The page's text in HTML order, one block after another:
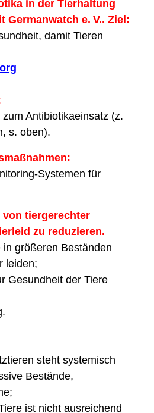
in der Tierhaltung
Germanwatch e. V.. Ziel:
damit Tieren
Antibiotikaeinsatz (z.
s. oben).
Systemen für
tiergerechter
zu reduzieren.
in größeren Beständen
leiden;
Gesundheit der Tiere
steht systemisch
Bestände,
ist nicht ausreichend